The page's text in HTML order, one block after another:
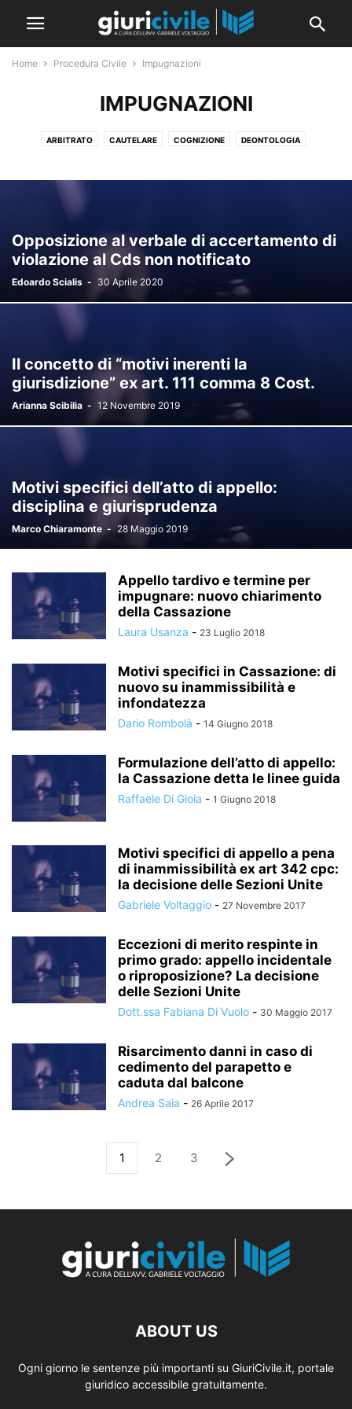
Home Procedura Civile Impugnazioni
IMPUGNAZIONI
ARBITRATO CAUTELARE COGNIZIONE DEONTOLOGIA
MONITORIO NOTIFICAZIONI PROCEDIMENTI SOMMARI
Opposizione al verbale di accertamento di
violazione al Cds non notificato
Edoardo Scialis - 30 Aprile 2020
Il concetto di “motivi inerenti la
giurisdizione” ex art. 111 comma 8 Cost.
Arianna Scibilia - 12 Novembre 2019
Motivi specifici dell’atto di appello:
disciplina e giurisprudenza
Marco Chiaramonte - 28 Maggio 2019
Appello tardivo e termine per
impugnare: nuovo chiarimento
della Cassazione
Laura Usanza - 23 Luglio 2018
Motivi specifici in Cassazione: di
nuovo su inammissibilità e
infondatezza
Dario Rombolà - 14 Giugno 2018
Formulazione dell’atto di appello:
la Cassazione detta le linee guida
Raffaele Di Gioia - 1 Giugno 2018
Motivi specifici di appello a pena
di inammissibilità ex art 342 cpc:
la decisione delle Sezioni Unite
Gabriele Voltaggio - 27 Novembre 2017
Eccezioni di merito respinte in
primo grado: appello incidentale
o riproposizione? La decisione
delle Sezioni Unite
Dott.ssa Fabiana Di Vuolo - 30 Maggio 2017
Risarcimento danni in caso di
cedimento del parapetto e
caduta dal balcone
Andrea Saia - 26 Aprile 2017
1 2 3
ABOUT US
Ogni giorno le sentenze più importanti su GiuriCivile.it, portale
giuridico accessibile gratuitamente.